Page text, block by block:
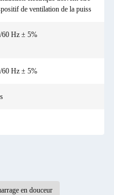
de ventilation de la puiss
Hz ± 5%
Hz ± 5%
en douceur